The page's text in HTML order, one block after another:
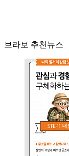
브라보 추천뉴스